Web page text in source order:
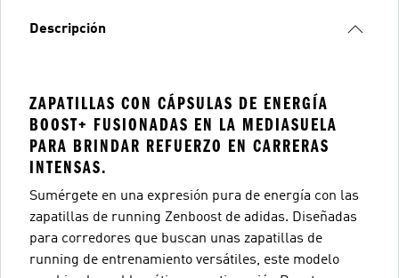
Descripción
ZAPATILLAS CON CÁPSULAS DE ENERGÍA
BOOST+ FUSIONADAS EN LA MEDIASUELA
PARA BRINDAR REFUERZO EN CARRERAS
INTENSAS.
Sumérgete en una expresión pura de energía con las
zapatillas de running Zenboost de adidas. Diseñadas
para corredores que buscan unas zapatillas de
running de entrenamiento versátiles, este modelo